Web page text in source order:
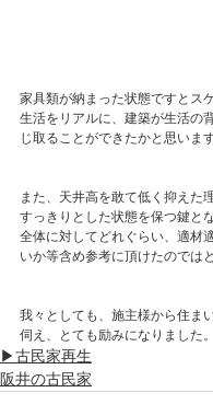
家具類が納まった状態ですとス
生活をリアルに、建築が生活の
じ取ることができたかと思います
また、天井高を敢て低く抑えた
すっきりとした状態を保つ鍵と
全体に対してどれぐらい、適材
いか等含め参考に頂けたのでは
我々としても、施主様から住ま
伺え、とても励みになりました。
▶古民家再生
阪井の古民家